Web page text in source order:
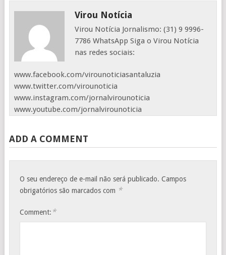
Virou Notícia
Virou Notícia Jornalismo: (31) 9 9996-
7786 WhatsApp Siga o Virou Notícia
nas redes sociais:
www.facebook.com/virounoticiasantaluzia
www.twitter.com/virounoticia
www.instagram.com/jornalvirounoticia
www.youtube.com/jornalvirounoticia
ADD A COMMENT
O seu endereço de e-mail não será publicado. Campos
obrigatórios são marcados com *
Comment: *